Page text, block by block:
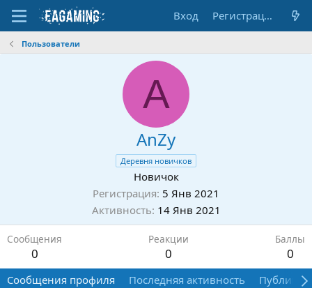
Вход Регистрация
Пользователи
A
AnZy
Деревня новичков
Новичок
Регистрация 5 Янв 2021
Активность 14 Янв 2021
Сообщения
0
Реакции
0
Баллы
0
Сообщения профиля Последняя активность